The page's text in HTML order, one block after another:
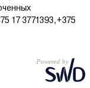
17 3771393,+375